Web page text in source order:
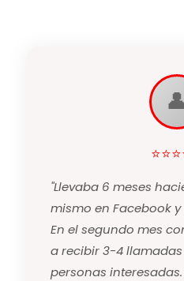
"Llevaba 6 meses
mismo en Facebook
En el segundo mes
a recibir 3-4
personas